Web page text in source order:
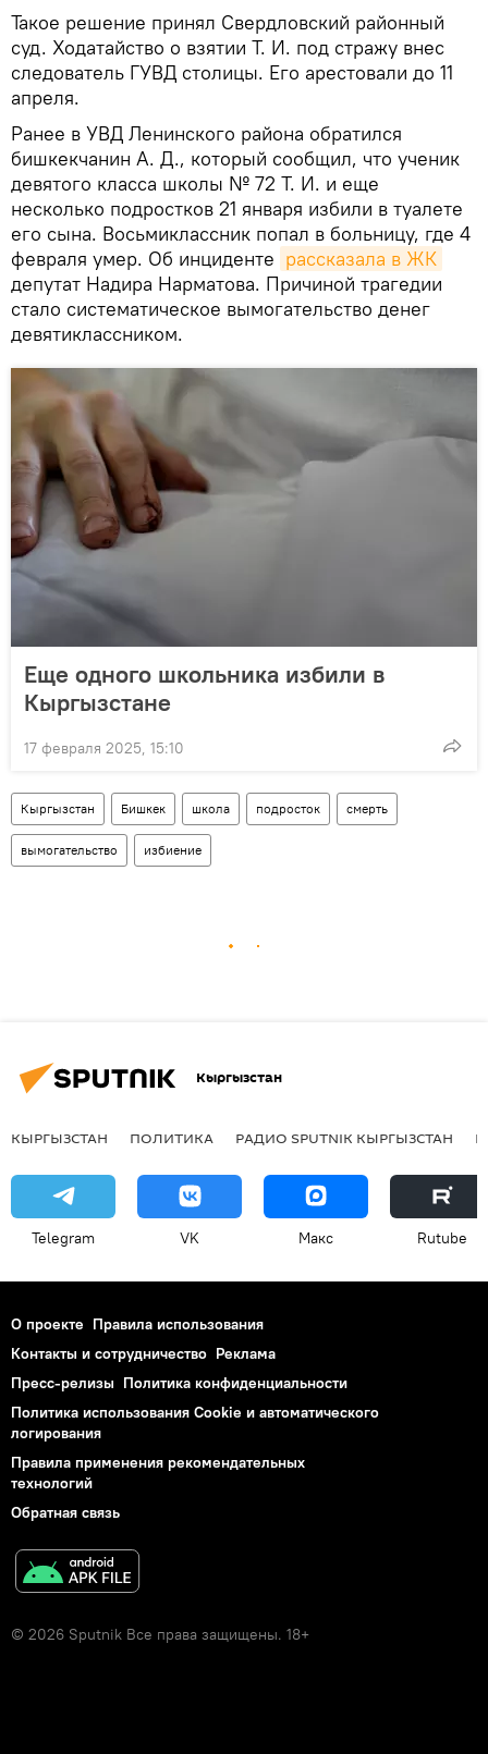
Такое решение принял Свердловский районный
суд. Ходатайство о взятии Т. И. под стражу внес
следователь ГУВД столицы. Его арестовали до 11
апреля.
Ранее в УВД Ленинского района обратился
бишкекчанин А. Д., который сообщил, что ученик
девятого класса школы № 72 Т. И. и еще
несколько подростков 21 января избили в туалете
его сына. Восьмиклассник попал в больницу, где 4
февраля умер. Об инциденте рассказала в ЖК
депутат Надира Нарматова. Причиной трагедии
стало систематическое вымогательство денег
девятиклассником.
Еще одного школьника избили в
Кыргызстане
17 февраля 2025, 15:10
Кыргызстан Бишкек школа подросток смерть
вымогательство избиение
Кыргызстан
КЫРГЫЗСТАН ПОЛИТИКА РАДИО SPUTNIK КЫРГЫЗСТАН
Telegram VK Макс Rutube
О проекте Правила использования
Контакты и сотрудничество Реклама
Пресс-релизы Политика конфиденциальности
Политика использования Cookie и автоматического
логирования
Правила применения рекомендательных
технологий
Обратная связь
© 2026 Sputnik Все права защищены. 18+